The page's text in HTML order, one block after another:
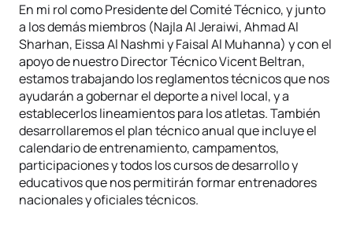
En mi rol como Presidente del Comité Técnico, y junto
a los demás miembros (Najla Al Jeraiwi, Ahmad Al
Sharhan, Eissa Al Nashmi y Faisal Al Muhanna) y con el
apoyo de nuestro Director Técnico Vicent Beltran,
estamos trabajando los reglamentos técnicos que nos
ayudarán a gobernar el deporte a nivel local, y a
establecerlos lineamientos para los atletas. También
desarrollaremos el plan técnico anual que incluye el
calendario de entrenamiento, campamentos,
participaciones y todos los cursos de desarrollo y
educativos que nos permitirán formar entrenadores
nacionales y oficiales técnicos.